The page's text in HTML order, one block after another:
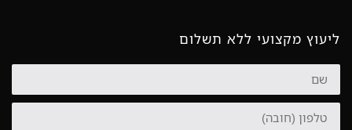
ליעוץ מקצועי ללא תשלום
שם
טלפון